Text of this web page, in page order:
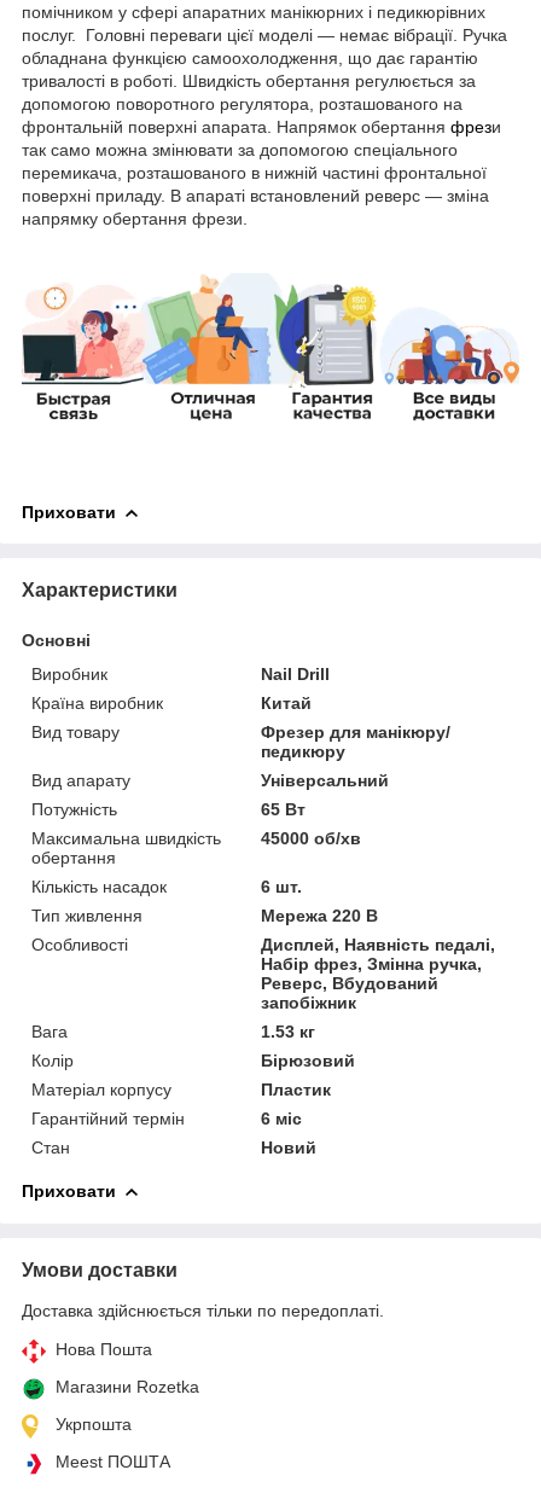
помічником у сфері апаратних манікюрних і педикюрівних
послуг. Головні переваги цієї моделі — немає вібрації. Ручка
обладнана функцією самоохолодження, що дає гарантію
тривалості в роботі. Швидкість обертання регулюється за
допомогою поворотного регулятора, розташованого на
фронтальній поверхні апарата. Напрямок обертання фрези
так само можна змінювати за допомогою спеціального
перемикача, розташованого в нижній частині фронтальної
поверхні приладу. В апараті встановлений реверс — зміна
напрямку обертання фрези.
Приховати
Характеристики
Основні
Виробник
Nail Drill
Країна виробник
Китай
Вид товару
Фрезер для манікюру/
педикюру
Вид апарату
Універсальний
Потужність
65 Вт
Максимальна швидкість
обертання
45000 об/хв
Кількість насадок
6 шт.
Тип живлення
Мережа 220 В
Особливості
Дисплей, Наявність педалі,
Набір фрез, Змінна ручка,
Реверс, Вбудований
запобіжник
Вага
1.53 кг
Колір
Бірюзовий
Матеріал корпусу
Пластик
Гарантійний термін
6 міс
Стан
Новий
Приховати
Умови доставки
Доставка здійснюється тільки по передоплаті.
Нова Пошта
Магазини Rozetka
Укрпошта
Meest ПОШТА